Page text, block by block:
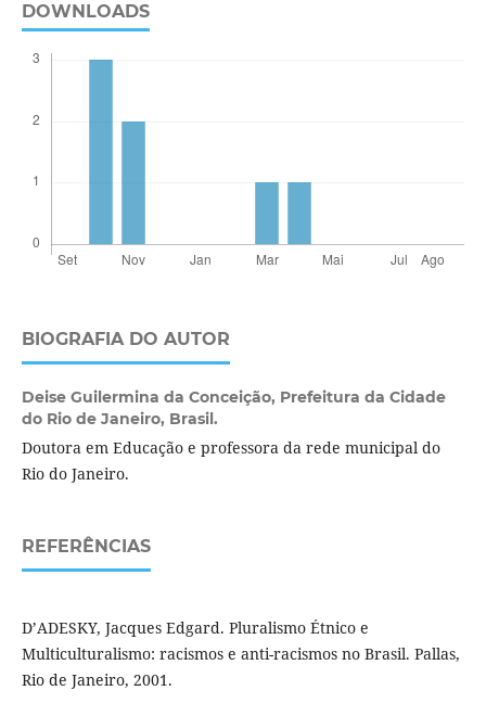
DOWNLOADS
BIOGRAFIA DO AUTOR
Deise Guilermina da Conceição, Prefeitura da Cidade
do Rio de Janeiro, Brasil.
Doutora em Educação e professora da rede municipal do
Rio do Janeiro.
REFERÊNCIAS
D’ADESKY, Jacques Edgard. Pluralismo Étnico e
Multiculturalismo: racismos e anti-racismos no Brasil. Pallas,
Rio de Janeiro, 2001.